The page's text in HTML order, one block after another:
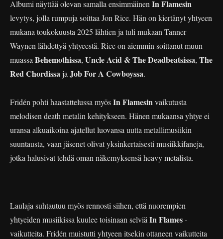
Albumi näyttää olevan samalla ensimmäinen In Flamesin
levytys, jolla rumpuja soittaa Jon Rice. Hän on kiertänyt yhtyeen
mukana toukokuusta 2025 lähtien ja tuli mukaan Tanner
Waynen lähdettyä yhtyeestä. Rice on aiemmin soittanut muun
muassa Behemothissa, Uncle Acid & The Deadbeatsissa, The
Red Chordissa ja Job For A Cowboyssa.
Fridén pohti haastattelussa myösIn Flamesin vaikutusta
melodisen death metalin kehitykseen. Hänen mukaansa yhtye ei
uransa alkuaikoina ajatellut luovansa uutta metallimusiikin
suuntausta, vaan jäsenet olivat yksinkertaisesti musiikkifaneja,
jotka halusivat tehdä oman näkemyksensä heavy metalista.
Laulaja suhtautuu myös rennosti siihen, että nuorempien
yhtyeiden musiikissa kuulee toisinaan selviä In Flames-
vaikutteita. Fridén muistutti yhtyeen itsekin ottaneen vaikutteita